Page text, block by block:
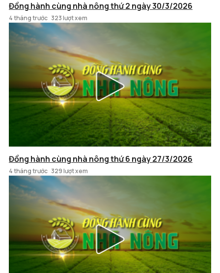
Đồng hành cùng nhà nông thứ 2 ngày 30/3/2026
4 tháng trước 323 lượt xem
Đồng hành cùng nhà nông thứ 6 ngày 27/3/2026
4 tháng trước 329 lượt xem